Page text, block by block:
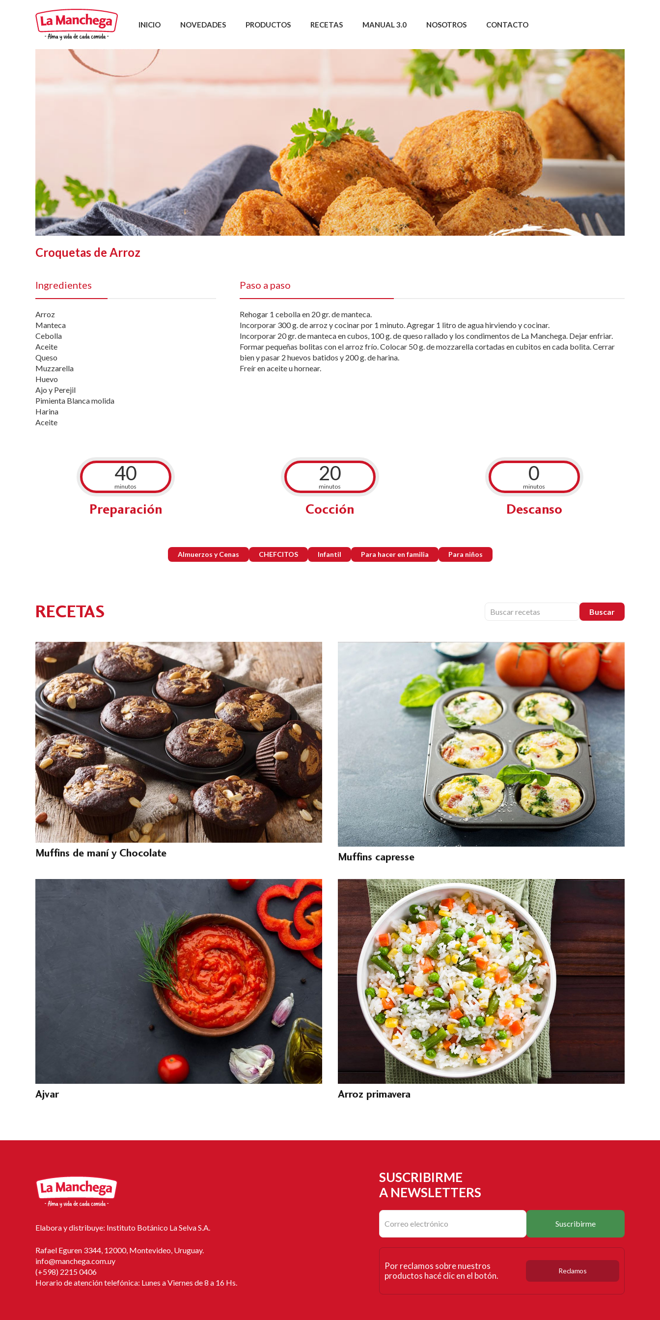
INICIO NOVEDADES PRODUCTOS RECETAS MANUAL 3.0 NOSOTROS CONTACTO
Croquetas de Arroz
Ingredientes
Arroz
Manteca
Cebolla
Aceite
Queso
Muzzarella
Huevo
Ajo y Perejil
Pimienta Blanca molida
Harina
Aceite
Paso a paso
Rehogar 1 cebolla en 20 gr. de manteca.
Incorporar 300 g. de arroz y cocinar por 1 minuto. Agregar 1 litro de agua hirviendo y cocinar.
Incorporar 20 gr. de manteca en cubos, 100 g. de queso rallado y los condimentos de La Manchega. Dejar enfriar.
Formar pequeñas bolitas con el arroz frío. Colocar 50 g. de mozzarella cortadas en cubitos en cada bolita. Cerrar
bien y pasar 2 huevos batidos y 200 g. de harina.
Freír en aceite u hornear.
40
minutos
Preparación
20
minutos
Cocción
0
minutos
Descanso
Almuerzos y Cenas CHEFCITOS Infantil Para hacer en familia Para niños
RECETAS Buscar
Muffins de maní y Chocolate Muffins capresse
Ajvar Arroz primavera
Elabora y distribuye: Instituto Botánico La Selva S.A.
Rafael Eguren 3344, 12000, Montevideo, Uruguay.
info@manchega.com.uy
(+598) 2215 0406
Horario de atención telefónica: Lunes a Viernes de 8 a 16 Hs.
SUSCRIBIRME
A NEWSLETTERS
Suscribirme
Por reclamos sobre nuestros
productos hacé clic en el botón.
Reclamos